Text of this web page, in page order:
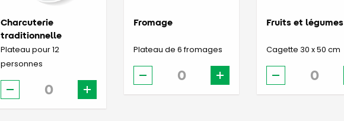
Charcuterie
traditionnelle
Plateau pour 12
personnes
Fromage
Plateau de 6 fromages
Fruits et légumes
Cagette 30 x 50 cm